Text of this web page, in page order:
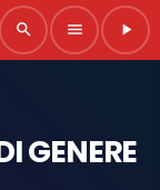
search menu play_arrow
GENERE